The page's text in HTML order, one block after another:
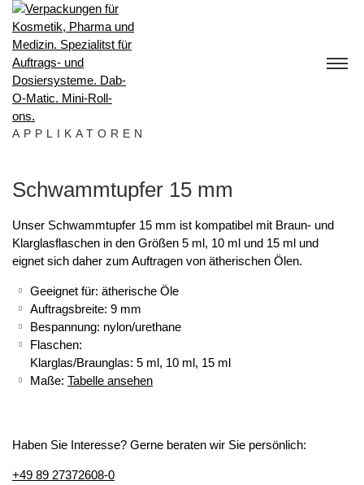
APPLIKATOREN
Schwammtupfer 15 mm
Unser Schwammtupfer 15 mm ist kompatibel mit Braun- und
Klarglasflaschen in den Größen 5 ml, 10 ml und 15 ml und
eignet sich daher zum Auftragen von ätherischen Ölen.
Geeignet für: ätherische Öle
Auftragsbreite: 9 mm
Bespannung: nylon/urethane
Flaschen:
Klarglas/Braunglas: 5 ml, 10 ml, 15 ml
Maße: Tabelle ansehen
Haben Sie Interesse? Gerne beraten wir Sie persönlich:
+49 89 27372608-0